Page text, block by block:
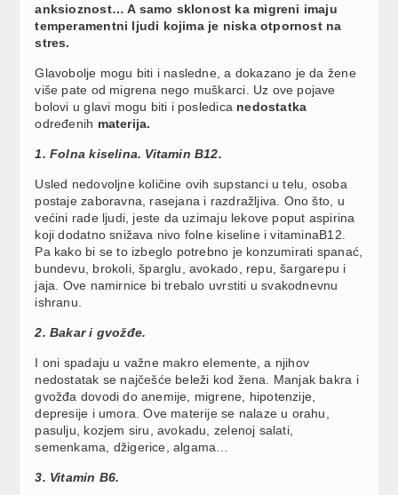
anksioznost… A samo sklonost ka migreni imaju
temperamentni ljudi kojima je niska otpornost na
stres.
Glavobolje mogu biti i nasledne, a dokazano je da žene
više pate od migrena nego muškarci. Uz ove pojave
bolovi u glavi mogu biti i posledica nedostatka
određenih materija.
1. Folna kiselina. Vitamin B12.
Usled nedovoljne količine ovih supstanci u telu, osoba
postaje zaboravna, rasejana i razdražljiva. Ono što, u
većini rade ljudi, jeste da uzimaju lekove poput aspirina
koji dodatno snižava nivo folne kiseline i vitaminaB12.
Pa kako bi se to izbeglo potrebno je konzumirati spanać,
bundevu, brokoli, šparglu, avokado, repu, šargarepu i
jaja. Ove namirnice bi trebalo uvrstiti u svakodnevnu
ishranu.
2. Bakar i gvožđe.
I oni spadaju u važne makro elemente, a njihov
nedostatak se najčešće beleži kod žena. Manjak bakra i
gvožđa dovodi do anemije, migrene, hipotenzije,
depresije i umora. Ove materije se nalaze u orahu,
pasulju, kozjem siru, avokadu, zelenoj salati,
semenkama, džigerice, algama…
3. Vitamin B6.